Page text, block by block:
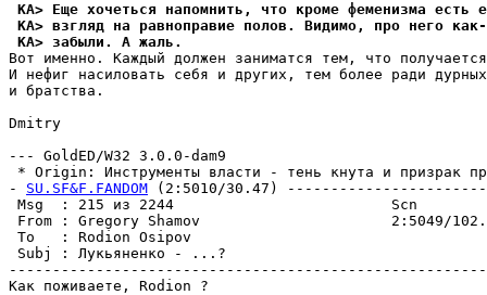
KA> Еще хочеться напомнить, что кроме феменизма есть
KA> взгляд на равноправие полов. Видимо, про него
KA> забыли. А жаль.
Вот именно. Каждый должен заниматся тем, что
И нефиг насиловать себя и других, тем более ради
и братства.
Dmitry
--- GoldED/W32 3.0.0-dam9
* Origin: Инструменты власти - тень кнута и призрак
- SU.SF&F.FANDOM (2:5010/30.47)
Msg  : 215 из 2244
From : Gregory Shamov                      2:5049/
To   : Rodion Osipov
Subj :
Как поживаете, Rodion ?